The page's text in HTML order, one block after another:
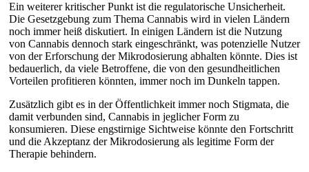
Ein weiterer kritischer Punkt ist die regulatorische Unsicherheit.
Die Gesetzgebung zum Thema Cannabis wird in vielen Ländern
noch immer heiß diskutiert. In einigen Ländern ist die Nutzung
von Cannabis dennoch stark eingeschränkt, was potenzielle Nutzer
von der Erforschung der Mikrodosierung abhalten könnte. Dies ist
bedauerlich, da viele Betroffene, die von den gesundheitlichen
Vorteilen profitieren könnten, immer noch im Dunkeln tappen.
Zusätzlich gibt es in der Öffentlichkeit immer noch Stigmata, die
damit verbunden sind, Cannabis in jeglicher Form zu
konsumieren. Diese engstirnige Sichtweise könnte den Fortschritt
und die Akzeptanz der Mikrodosierung als legitime Form der
Therapie behindern.